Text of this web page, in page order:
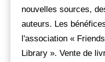
nouvelles sources,
auteurs. Les
l'association «
Library ». Vente de